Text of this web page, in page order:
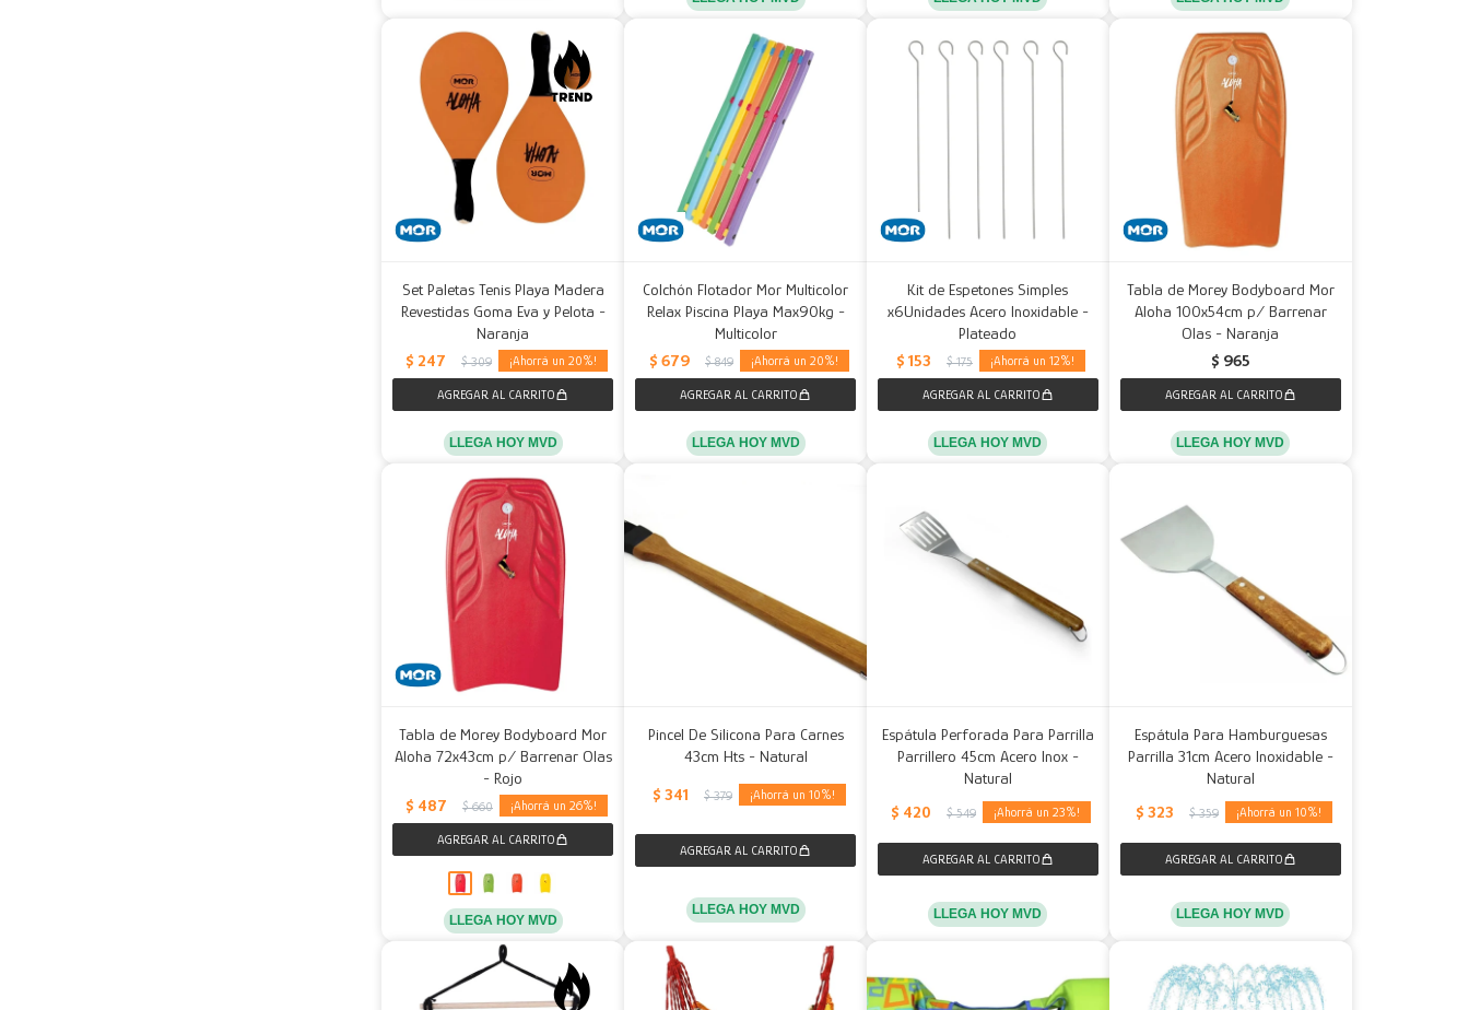
Set Paletas Tenis Playa Madera
Revestidas Goma Eva y Pelota -
Naranja
$ 247 $ 309 20
LLEGA HOY MVD
Colchón Flotador Mor Multicolor
Relax Piscina Playa Max90kg -
Multicolor
$ 679 $ 849 20
LLEGA HOY MVD
Kit de Espetones Simples
x6Unidades Acero Inoxidable -
Plateado
$ 153 $ 175 12
LLEGA HOY MVD
Tabla de Morey Bodyboard Mor
Aloha 100x54cm p/ Barrenar
Olas - Naranja
$ 965
LLEGA HOY MVD
Tabla de Morey Bodyboard Mor
Aloha 72x43cm p/ Barrenar Olas
- Rojo
$ 487 $ 660 26
LLEGA HOY MVD
Pincel De Silicona Para Carnes
43cm Hts - Natural
$ 341 $ 379 10
LLEGA HOY MVD
Espátula Perforada Para Parrilla
Parrillero 45cm Acero Inox -
Natural
$ 420 $ 549 23
LLEGA HOY MVD
Espátula Para Hamburguesas
Parrilla 31cm Acero Inoxidable -
Natural
$ 323 $ 359 10
LLEGA HOY MVD